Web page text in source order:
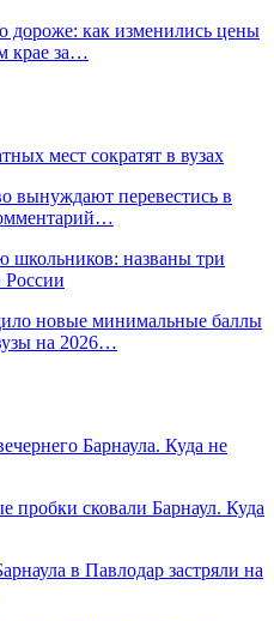
дороже: как изменились цены
крае за…
мест сократят в вузах
вынуждают перевестись в
школьников: названы три
России
новые минимальные баллы
на 2026…
Барнаула. Куда не
пробки сковали Барнаул. Куда
в Павлодар застряли на